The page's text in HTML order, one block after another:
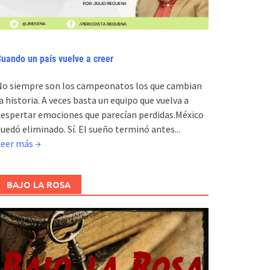
un país vuelve a creer
siempre son los campeonatos los que cambian
historia. A veces basta un equipo que vuelva a
emociones que parecían perdidas.México
eliminado. Sí. El sueño terminó antes...
más →
BAJO LA ROSA